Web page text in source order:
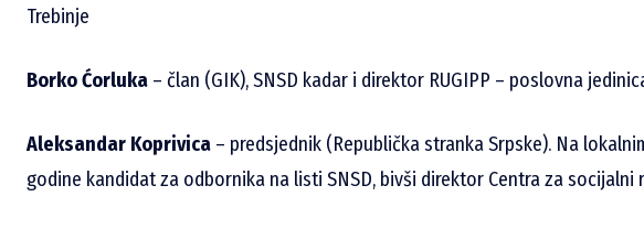
Trebinje
Borko Ćorluka – član (GIK), SNSD kadar i direktor RUGIPP – poslovna
Aleksandar Koprivica – predsjednik (Republička stranka Srpske). Na
godine kandidat za odbornika na listi SNSD, bivši direktor Centra za socijalni